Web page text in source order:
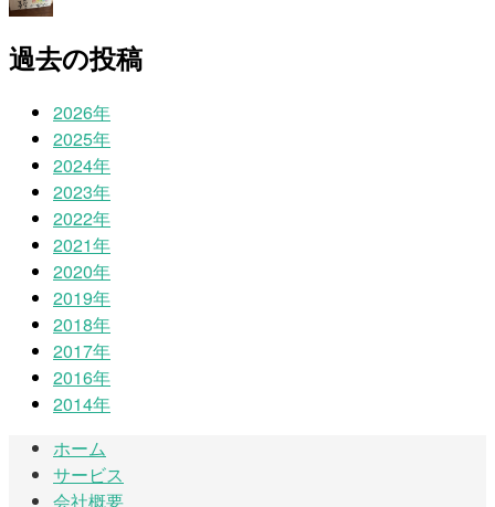
過去の投稿
2026年
2025年
2024年
2023年
2022年
2021年
2020年
2019年
2018年
2017年
2016年
2014年
ホーム
サービス
会社概要